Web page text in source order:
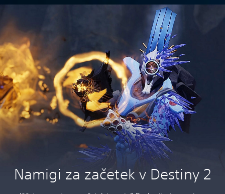
Namigi za začetek v Destiny 2